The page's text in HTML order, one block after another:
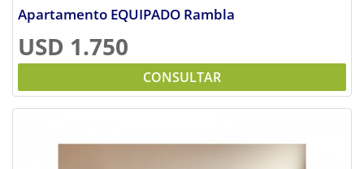
Apartamento EQUIPADO Rambla
USD 1.750
CONSULTAR